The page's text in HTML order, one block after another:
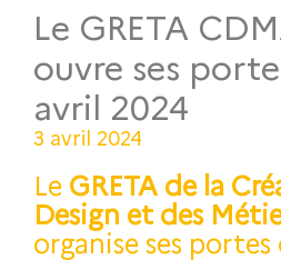
Le GRETA
ouvre ses
avril 2024
3 avril 2024
Le GRETA de la
Design et des
organise ses